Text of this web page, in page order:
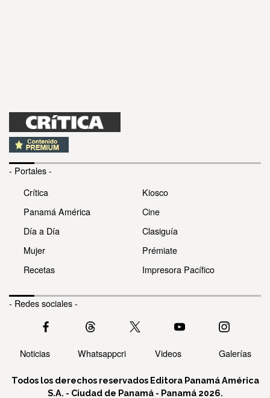
- Portales -
Crítica
Panamá América
Día a Día
Mujer
Recetas
Kiosco
Cine
Clasiguía
Prémiate
Impresora Pacífico
- Redes sociales -
Noticias Whatsappcri Videos Galerías
Todos los derechos reservados Editora Panamá América
S.A. - Ciudad de Panamá - Panamá 2026.